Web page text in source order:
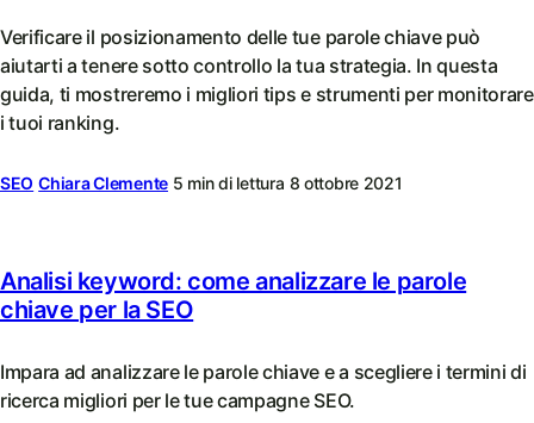
Verificare il posizionamento delle tue parole chiave può
aiutarti a tenere sotto controllo la tua strategia. In questa
guida, ti mostreremo i migliori tips e strumenti per monitorare
i tuoi ranking.
SEO Chiara Clemente 5 min di lettura 8 ottobre 2021
Analisi keyword: come analizzare le parole
chiave per la SEO
Impara ad analizzare le parole chiave e a scegliere i termini di
ricerca migliori per le tue campagne SEO.